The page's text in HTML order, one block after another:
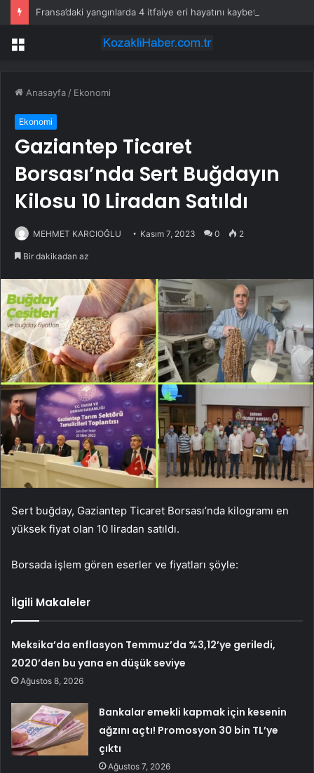
Fransa’daki yangınlarda 4 itfaiye eri hayatını kaybetti
Menü
Anasayfa / Ekonomi
Ekonomi
Gaziantep Ticaret
Borsası’nda Sert Buğdayın
Kilosu 10 Liradan Satıldı
MEHMET KARCIOĞLU Kasım 7, 2023 0 2
Bir dakikadan az
Sert buğday, Gaziantep Ticaret Borsası’nda kilogramı en
yüksek fiyat olan 10 liradan satıldı.
Borsada işlem gören eserler ve fiyatları şöyle:
İlgili Makaleler
Meksika’da enflasyon Temmuz’da %3,12’ye geriledi,
2020’den bu yana en düşük seviye
Ağustos 8, 2026
Bankalar emekli kapmak için kesenin
ağzını açtı! Promosyon 30 bin TL’ye
çıktı
Ağustos 7, 2026